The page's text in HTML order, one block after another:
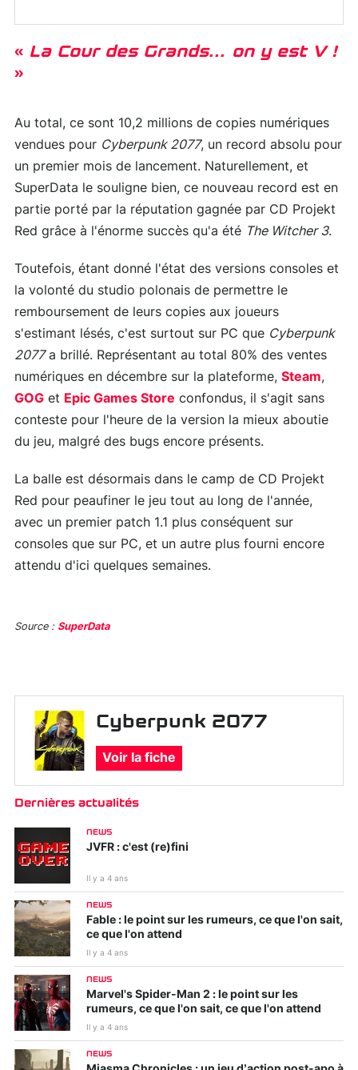
« La Cour des Grands… on y est V !
»
Au total, ce sont 10,2 millions de copies numériques
vendues pour Cyberpunk 2077, un record absolu pour
un premier mois de lancement. Naturellement, et
SuperData le souligne bien, ce nouveau record est en
partie porté par la réputation gagnée par CD Projekt
Red grâce à l'énorme succès qu'a été The Witcher 3.
Toutefois, étant donné l'état des versions consoles et
la volonté du studio polonais de permettre le
remboursement de leurs copies aux joueurs
s'estimant lésés, c'est surtout sur PC que Cyberpunk
2077a brillé. Représentant au total 80% des ventes
numériques en décembre sur la plateforme, Steam,
GOG et Epic Games Store confondus, il s'agit sans
conteste pour l'heure de la version la mieux aboutie
du jeu, malgré des bugs encore présents.
La balle est désormais dans le camp de CD Projekt
Red pour peaufiner le jeu tout au long de l'année,
avec un premier patch 1.1 plus conséquent sur
consoles que sur PC, et un autre plus fourni encore
attendu d'ici quelques semaines.
Source : SuperData
Cyberpunk 2077
Voir la fiche
Dernières actualités
NEWS
JVFR : c'est (re)fini
Il y a 4 ans
NEWS
Fable : le point sur les rumeurs, ce que l'on sait,
ce que l'on attend
Il y a 4 ans
NEWS
Marvel's Spider-Man 2 : le point sur les
rumeurs, ce que l'on sait, ce que l'on attend
Il y a 4 ans
NEWS